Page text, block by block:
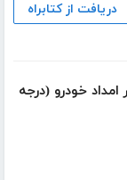
دریافت از کتابراه
خودرو (درجه